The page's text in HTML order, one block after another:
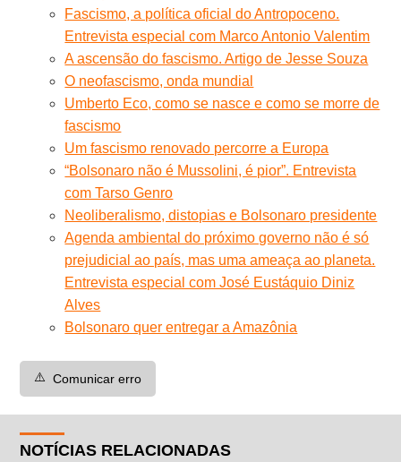
Fascismo, a política oficial do Antropoceno.
Entrevista especial com Marco Antonio Valentim
A ascensão do fascismo. Artigo de Jesse Souza
O neofascismo, onda mundial
Umberto Eco, como se nasce e como se morre de
fascismo
Um fascismo renovado percorre a Europa
“Bolsonaro não é Mussolini, é pior”. Entrevista
com Tarso Genro
Neoliberalismo, distopias e Bolsonaro presidente
Agenda ambiental do próximo governo não é só
prejudicial ao país, mas uma ameaça ao planeta.
Entrevista especial com José Eustáquio Diniz
Alves
Bolsonaro quer entregar a Amazônia
⚠️ Comunicar erro
NOTÍCIAS RELACIONADAS